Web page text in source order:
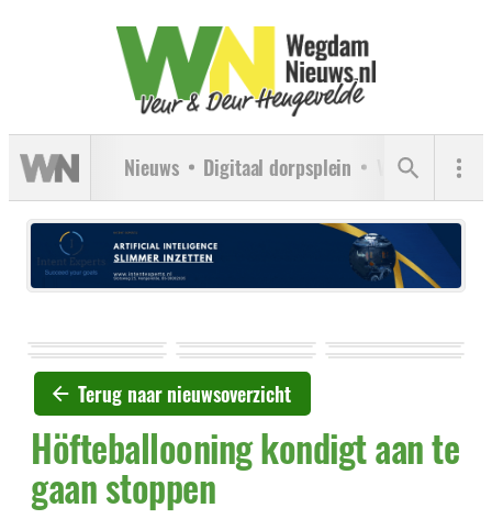
Nieuws Digitaal dorpsplein Verenigingen
Terug naar nieuwsoverzicht
Höfteballooning kondigt aan te
gaan stoppen